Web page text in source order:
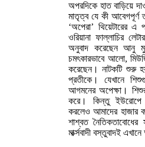
অপরদিকে হাত বাড়িয়ে
মাতৃত্ব যে কী আবেগপূর্ণ
‘অপেরা’ থিয়েটারের
ওরিয়ানা ফাল্লাচির
অনুবাদ করেছেন আনু
চমৎকারভাবে আলো,
করেছেন। নাটকটি শুরু
প্রতীকে। যেখানে
আগমনের অপেক্ষা। শিশুর
করে। কিন্তু ইউরোপে
করলেও আমাদের হাজার
শাশ্বত নৈতিকতাবোধের
মার্ক্সবাদী বস্তুবাদই এখানে